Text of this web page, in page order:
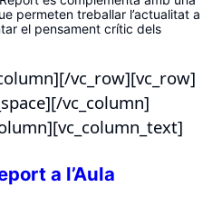
permeten treballar l’actualitat a
el pensament crític dels
vc_row][vc_row]
vc_column]
a l’Aula